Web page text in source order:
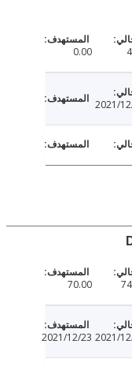
0.00
70.00
2021/12/23